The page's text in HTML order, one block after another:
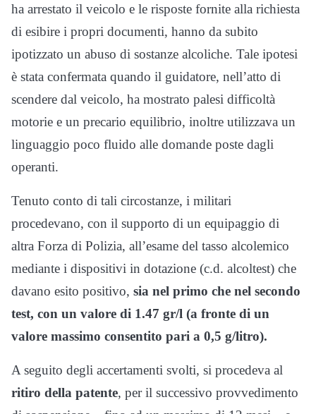
ha arrestato il veicolo e le risposte fornite alla richiesta
di esibire i propri documenti, hanno da subito
ipotizzato un abuso di sostanze alcoliche. Tale ipotesi
è stata confermata quando il guidatore, nell’atto di
scendere dal veicolo, ha mostrato palesi difficoltà
motorie e un precario equilibrio, inoltre utilizzava un
linguaggio poco fluido alle domande poste dagli
operanti.
Tenuto conto di tali circostanze, i militari
procedevano, con il supporto di un equipaggio di
altra Forza di Polizia, all’esame del tasso alcolemico
mediante i dispositivi in dotazione (c.d. alcoltest) che
davano esito positivo, sia nel primo che nel secondo
test, con un valore di 1.47 gr/l (a fronte di un
valore massimo consentito pari a 0,5 g/litro).
A seguito degli accertamenti svolti, si procedeva al
ritiro della patente, per il successivo provvedimento